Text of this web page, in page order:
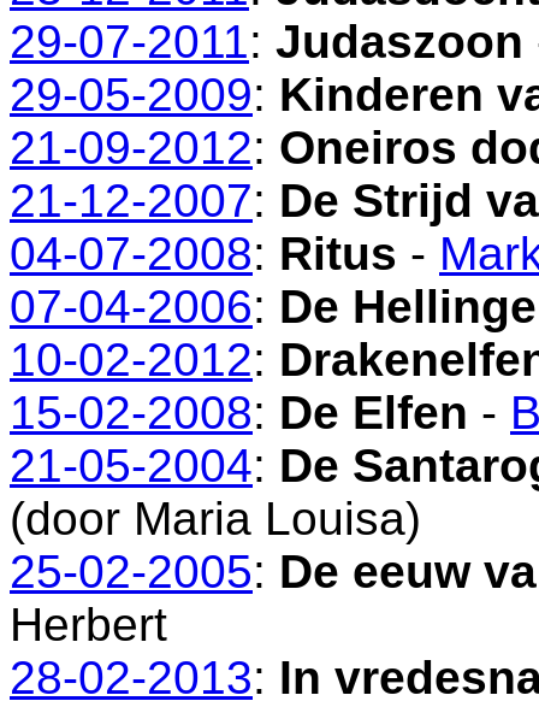
29-07-2011: Judaszoon
29-05-2009: Kinderen
21-09-2012: Oneiros
21-12-2007: De Strijd
04-07-2008: Ritus -
07-04-2006: De
10-02-2012:
15-02-2008: De Elfen -
21-05-2004: De
(door Maria Louisa)
25-02-2005: De eeuw
Herbert
28-02-2013: In